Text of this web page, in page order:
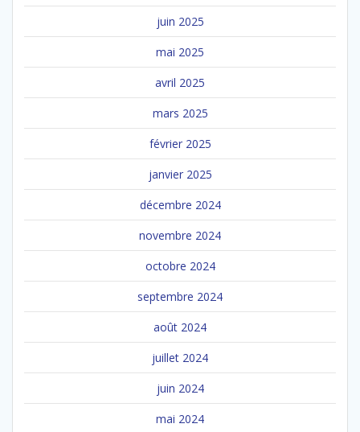
juin 2025
mai 2025
avril 2025
mars 2025
février 2025
janvier 2025
décembre 2024
novembre 2024
octobre 2024
septembre 2024
août 2024
juillet 2024
juin 2024
mai 2024